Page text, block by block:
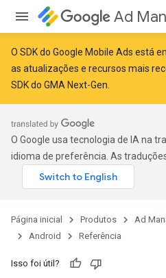
Ad
O SDK do Google Mobile Ads está
as atualizações e recursos mais
SDK do GMA Next-Gen
O Google usa tecnologia de IA na
idioma de preferência. As
Página inicial Produtos Ad
Android
Referência
Isso foi útil?